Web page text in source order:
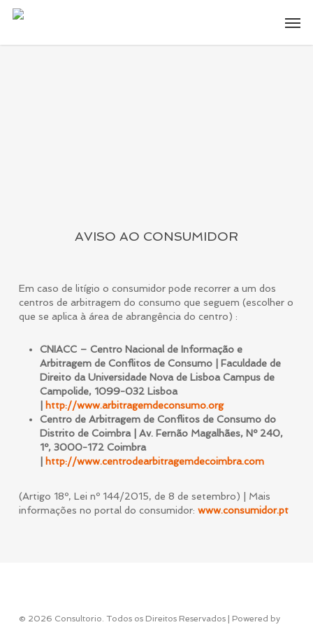
Skip
content
AVISO AO CONSUMIDOR
Em caso de litígio o consumidor pode recorrer a um dos
centros de arbitragem do consumo que seguem (escolher o
que se aplica à área de abrangência do centro) :
CNIACC – Centro Nacional de Informação e
Arbitragem de Conflitos de Consumo | Faculdade de
Direito da Universidade Nova de Lisboa Campus de
Campolide, 1099-032 Lisboa
http://www.arbitragemdeconsumo.org
Centro de Arbitragem de Conflitos de Consumo do
Distrito de Coimbra | Av. Fernão Magalhães, Nº 240,
1º, 3000-172 Coimbra
http://www.centrodearbitragemdecoimbra.com
(Artigo 18º, Lei nº 144/2015, de 8 de setembro) | Mais
informações no portal do consumidor: www.consumidor.pt
© 2026 Consultorio. Todos os Direitos Reservados | Powered by